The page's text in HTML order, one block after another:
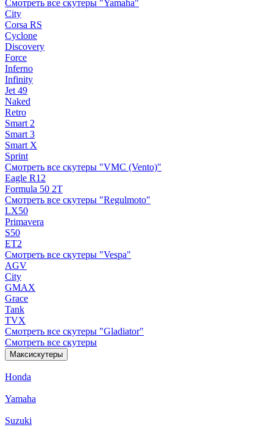
Смотреть все скутеры "Yamaha"
City
Corsa RS
Cyclone
Discovery
Force
Inferno
Infinity
Jet 49
Naked
Retro
Smart 2
Smart 3
Smart X
Sprint
Смотреть все скутеры "VMC (Vento)"
Eagle R12
Formula 50 2Т
Смотреть все скутеры "Regulmoto"
LX50
Primavera
S50
ET2
Смотреть все скутеры "Vespa"
AGV
City
GMAX
Grace
Tank
TVX
Смотреть все скутеры "Gladiator"
Смотреть все скутеры
Максискутеры
Honda
Yamaha
Suzuki